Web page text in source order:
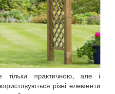
тільки практичною, але і
різні елементи